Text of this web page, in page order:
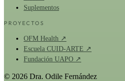
Suplementos
PROYECTOS
OFM Health ↗
Escuela CUID-ARTE ↗
Fundación UAPO ↗
© 2026 Dra. Odile Fernández